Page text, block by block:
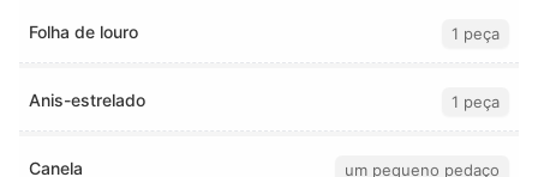
Folha de louro 1 peça
Anis-estrelado 1 peça
Canela um pequeno pedaço